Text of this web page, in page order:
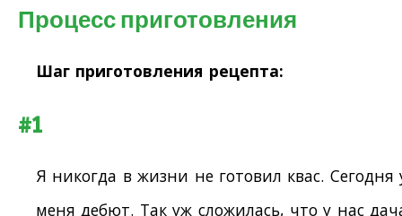
Процесс приготовления
Шаг приготовления рецепта:
#1
Я никогда в жизни не готовил квас. Сегодня
меня дебют. Так уж сложилась, что у нас